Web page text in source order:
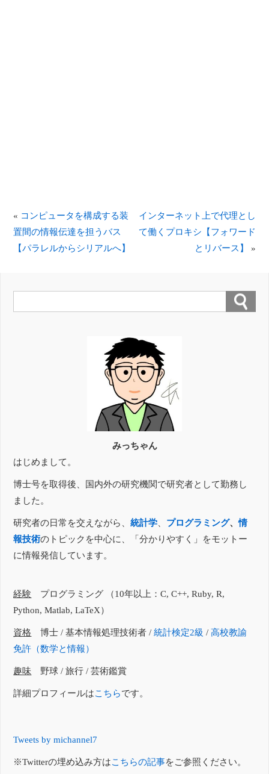
« コンピュータを構成する装
置間の情報伝達を担うバス
【パラレルからシリアルへ】
インターネット上で代理とし
て働くプロキシ【フォワード
とリバース】
»
みっちゃん
はじめまして。
博士号を取得後、国内外の研究機関で研究者として勤務し
ました。
研究者の日常を交えながら、統計学 プログラミング、情
報技術のトピックを中心に、「分かりやすく」をモットー
に情報発信しています。
経験 プログラミング （10年以上：C, C++, Ruby, R,
Python, Matlab, LaTeX）
資格 博士 / 基本情報処理技術者 /統計検定2級 /高校教諭
免許（数学と情報）
趣味 野球 / 旅行 / 芸術鑑賞
詳細プロフィールはこちらです。
Tweets by michannel7
※Twitterの埋め込み方はこちらの記事をご参照ください。